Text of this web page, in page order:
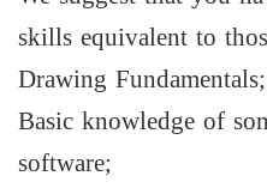
skills equivalent to
Drawing Fundamentals;
Basic knowledge of
software;